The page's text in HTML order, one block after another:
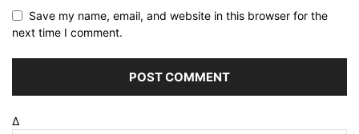
Save my name, email, and website in this browser for the
next time I comment.
Δ